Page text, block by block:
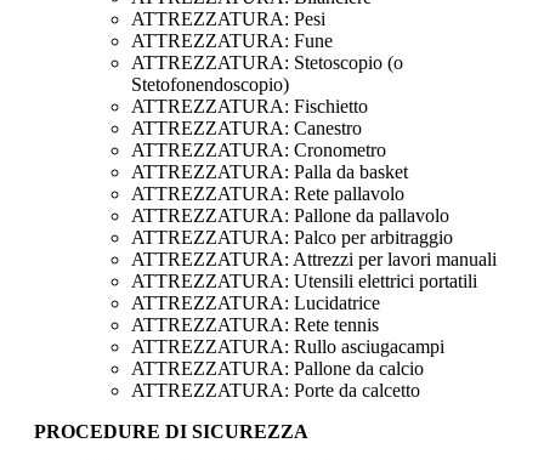
ATTREZZATURA: Pesi
ATTREZZATURA: Fune
ATTREZZATURA: Stetoscopio (o
Stetofonendoscopio)
ATTREZZATURA: Fischietto
ATTREZZATURA: Canestro
ATTREZZATURA: Cronometro
ATTREZZATURA: Palla da basket
ATTREZZATURA: Rete pallavolo
ATTREZZATURA: Pallone da pallavolo
ATTREZZATURA: Palco per arbitraggio
ATTREZZATURA: Attrezzi per lavori manuali
ATTREZZATURA: Utensili elettrici portatili
ATTREZZATURA: Lucidatrice
ATTREZZATURA: Rete tennis
ATTREZZATURA: Rullo asciugacampi
ATTREZZATURA: Pallone da calcio
ATTREZZATURA: Porte da calcetto
PROCEDURE DI SICUREZZA